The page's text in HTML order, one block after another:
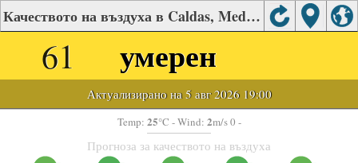
Качеството на въздуха в Caldas, Medellín
61 умерен
Актуализирано на 5 авг 2026 19:00
Temp: 25°C - Wind: 2m/s 0 -
Прогноза за качеството на въздуха